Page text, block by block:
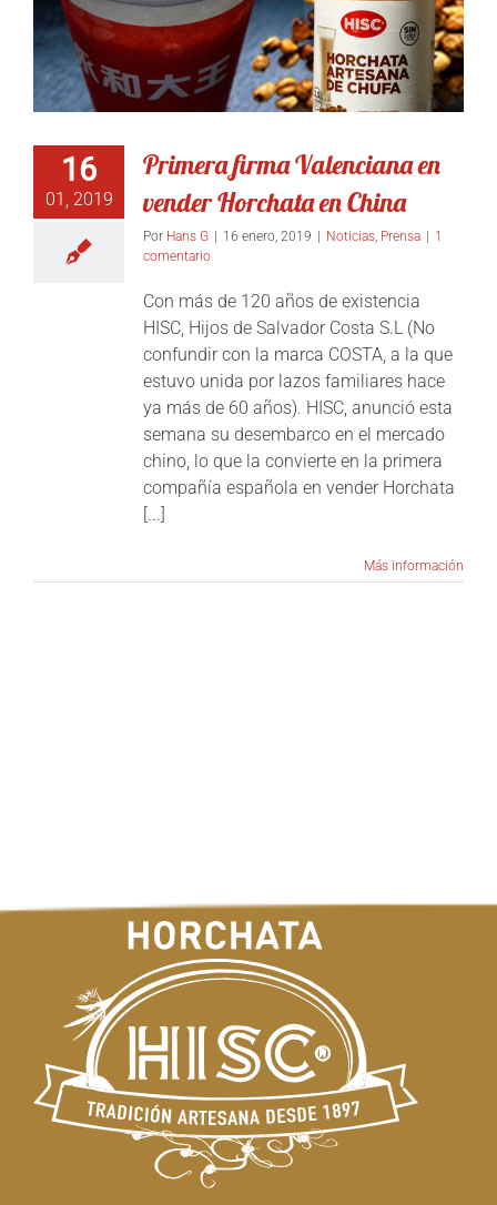
16
01, 2019
Primera firma Valenciana en
vender Horchata en China
Por Hans G | 16 enero, 2019 | Noticias Prensa | 1
comentario
Con más de 120 años de existencia
HISC, Hijos de Salvador Costa S.L (No
confundir con la marca COSTA, a la que
estuvo unida por lazos familiares hace
ya más de 60 años). HISC, anunció esta
semana su desembarco en el mercado
chino, lo que la convierte en la primera
compañía española en vender Horchata
[...]
Más información